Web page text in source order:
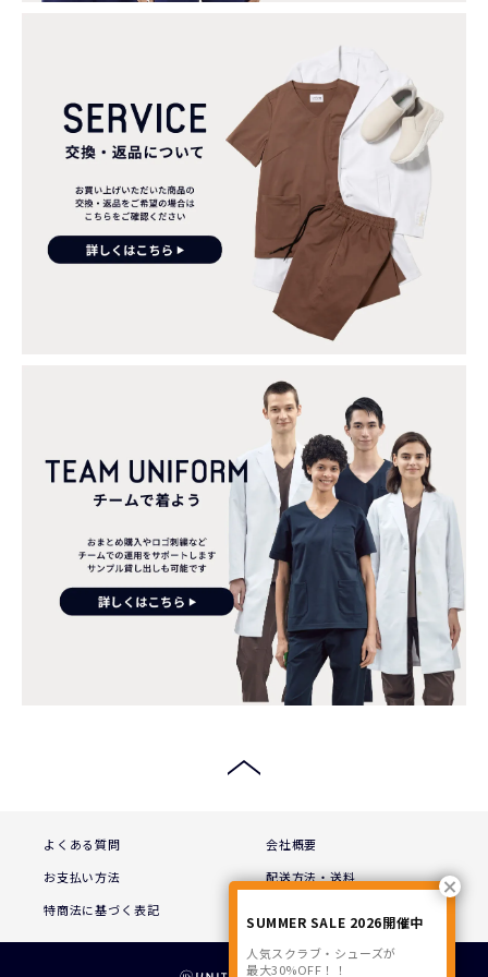
よくある質問
会社概要
お支払い方法
配送方法・送料
特商法に基づく表記
SUMMER SALE 2026開催中
人気スクラブ・シューズが
最大30%OFF！！